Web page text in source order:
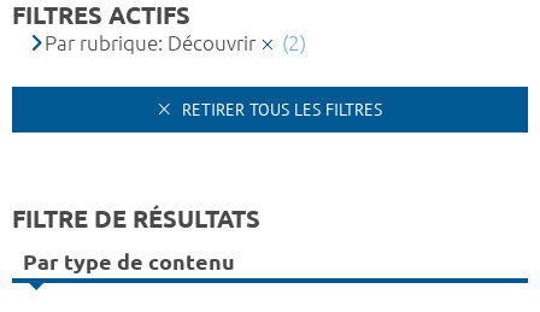
FILTRES ACTIFS
Par rubrique: Découvrir (2)
RETIRER TOUS LES FILTRES
FILTRE DE RÉSULTATS
Par type de contenu